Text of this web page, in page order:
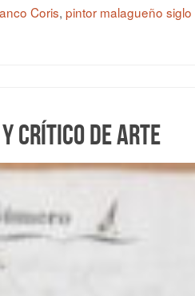
Coris, pintor malagueño siglo
y crítico de arte